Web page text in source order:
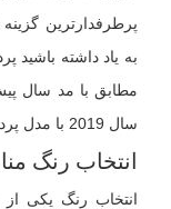
پرطرفدارترین
به یاد داشته باشید
مطابق با مد سال
سال 2019 با مدل پرده اتاق خواب سال 2021 متفاوت می باشد.
انتخاب رنگ
انتخاب رنگ یکی